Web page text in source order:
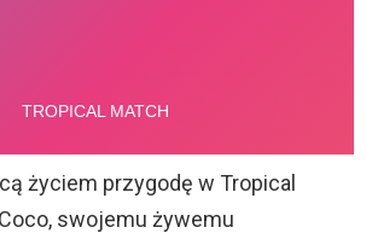
życiem przygodę w Tropical
swojemu żywemu